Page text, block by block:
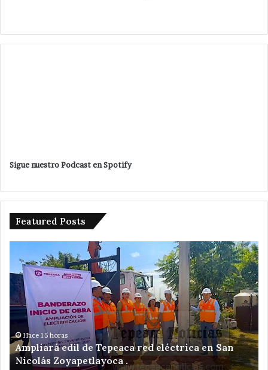
Sigue nuestro Podcast en Spotify
Featured Posts
edil
de
Tepeaca
red
eléctrica
en
San
Nicolás
Zoyapetlayoca
Hace 15 horas
Ampliará edil de Tepeaca red eléctrica en San
Nicolás Zoyapetlayoca .
en
en
la